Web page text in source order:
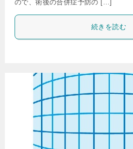
ので、術後の合併症予防の […]
続きを読む